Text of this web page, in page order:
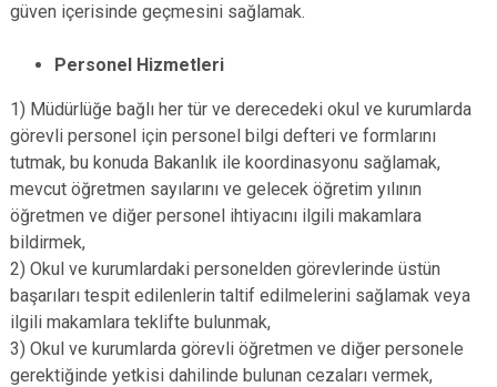
güven içerisinde geçmesini sağlamak.
Personel Hizmetleri
1) Müdürlüğe bağlı her tür ve derecedeki okul ve kurumlarda
görevli personel için personel bilgi defteri ve formlarını
tutmak, bu konuda Bakanlık ile koordinasyonu sağlamak,
mevcut öğretmen sayılarını ve gelecek öğretim yılının
öğretmen ve diğer personel ihtiyacını ilgili makamlara
bildirmek,
2) Okul ve kurumlardaki personelden görevlerinde üstün
başarıları tespit edilenlerin taltif edilmelerini sağlamak veya
ilgili makamlara teklifte bulunmak,
3) Okul ve kurumlarda görevli öğretmen ve diğer personele
gerektiğinde yetkisi dahilinde bulunan cezaları vermek,